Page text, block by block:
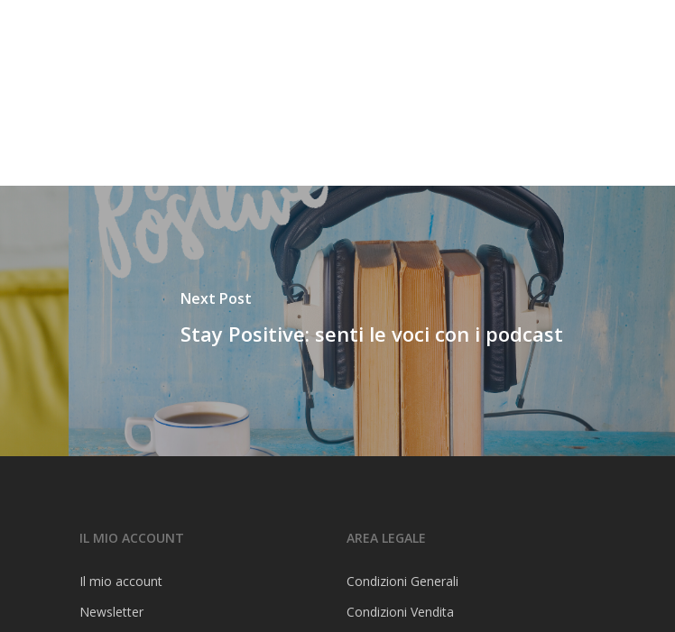
Next Post
Stay Positive: senti le voci con i podcast
IL MIO ACCOUNT
Il mio account
Newsletter
AREA LEGALE
Condizioni Generali
Condizioni Vendita